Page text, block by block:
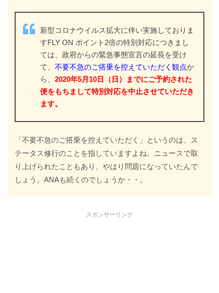
新型コロナウイルス拡大に伴い実施しておりま
すFLY ON ポイント2倍の特別対応につきまし
ては、政府からの緊急事態宣言の延長を受け
て、不要不急のご搭乗を控えていただく観点か
ら、2020年5月10日（日）までにご予約された
便をもちまして特別対応を中止させていただき
ます。
「不要不急のご搭乗を控えていただく」というのは、ス
テータス修行のことを指していますよね。ニュースで取
り上げられたこともあり、やはり問題になっていたんで
しょう。ANAも続くのでしょうか・・。
スポンサーリンク